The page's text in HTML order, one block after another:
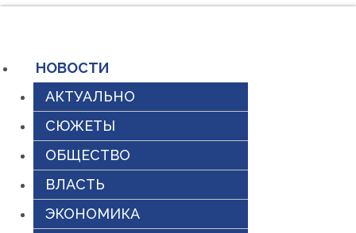
содержимому
НОВОСТИ
АКТУАЛЬНО
СЮЖЕТЫ
ОБЩЕСТВО
ВЛАСТЬ
ЭКОНОМИКА